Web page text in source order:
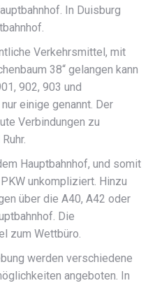
In Duisburg
Verkehrsmittel, mit
38“ gelangen kann
902, 903 und
einige genannt. Der
Verbindungen zu
Hauptbahnhof, und somit
unkompliziert. Hinzu
über die A40, A42 oder
Die
zum Wettbüro.
werden verschiedene
angeboten. In